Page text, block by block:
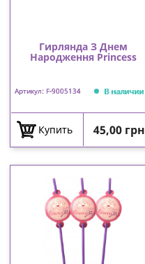
Гирлянда З Днем
Народження Princess
Артикул: F-9005134 В наличии
Купить Цена
45,00 грн